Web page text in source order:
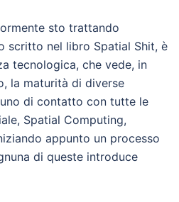
sto trattando
scritto nel libro Spatial Shit, è
tecnologica, che vede, in
la maturità di diverse
di contatto con tutte le
Spatial Computing,
appunto un processo
di queste introduce